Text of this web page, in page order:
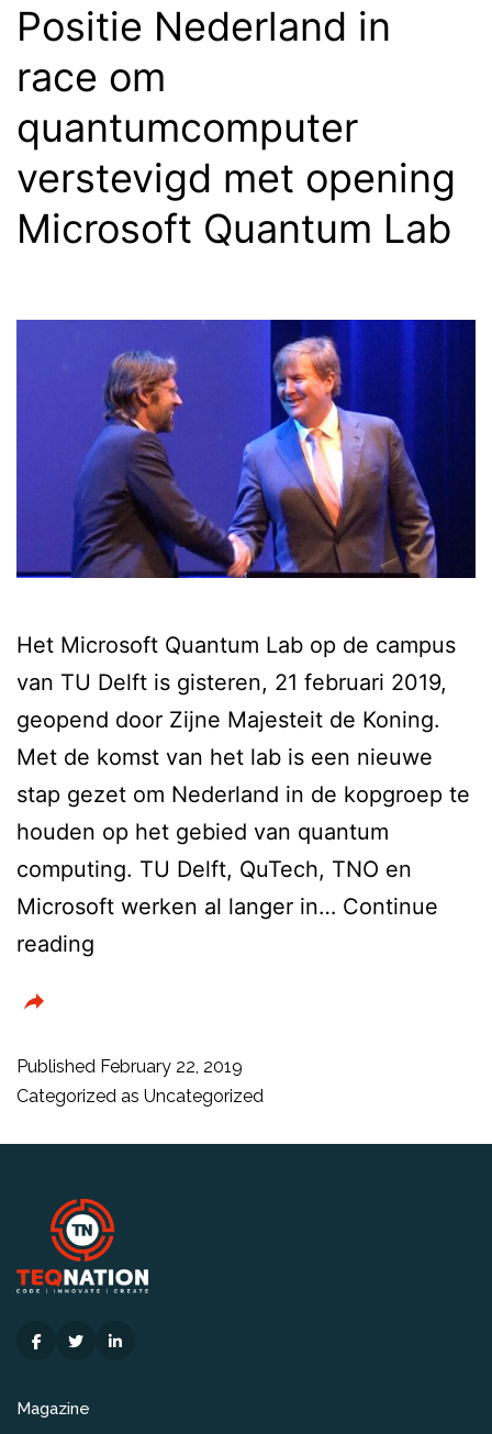
Positie Nederland in
race om
quantumcomputer
verstevigd met opening
Microsoft Quantum Lab
Het Microsoft Quantum Lab op de campus
van TU Delft is gisteren, 21 februari 2019,
geopend door Zijne Majesteit de Koning.
Met de komst van het lab is een nieuwe
stap gezet om Nederland in de kopgroep te
houden op het gebied van quantum
computing. TU Delft, QuTech, TNO en
Microsoft werken al langer in… Continue
reading
race
om
met
opening
Microsoft
Lab
Published February 22, 2019
Categorized as Uncategorized
Magazine